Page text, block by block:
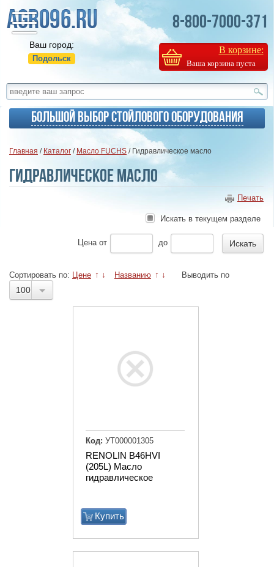
Ваш город:
Подольск
8-800-7000-371
В корзине:
Ваша корзина пуста
Большой выбор стойлового оборудования
Главная / Каталог / Масло FUCHS / Гидравлическое масло
Гидравлическое масло
Печать
Искать в текущем разделе
Ценаот до
Сортировать по: Цене ↑ ↓ Названию ↑ ↓ Выводить по
100
RENOLIN B46HVI
(205L) Масло
гидравлическое
Купить
Код: УТ000001305